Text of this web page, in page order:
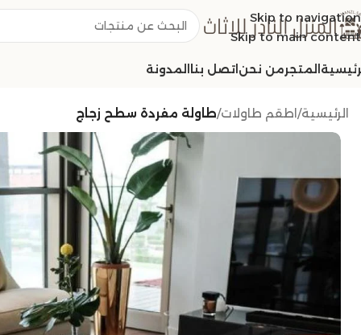
Skip to navigation
Skip to main content
المتجرمن نحن اتصل بنا المدونة
الرئيسية/ اطقم طاولات/طاولة مفردة سطح زجاج